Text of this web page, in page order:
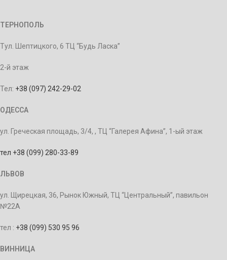
ТЕРНОПОЛЬ
Тул. Шептицкого, 6 ТЦ “Будь Ласка”
2-й этаж
Тел: +38 (097) 242-29-02
ОДЕССА
ул. Греческая площадь, 3/4, , ТЦ “Галерея Афина”, 1-ый этаж
тел +38 (099) 280-33-89
ЛЬВОВ
ул. Щирецкая, 36, Рынок Южный, ТЦ “Центральный”, павильон
№22А
тел : +38 (099) 530 95 96
ВИННИЦА